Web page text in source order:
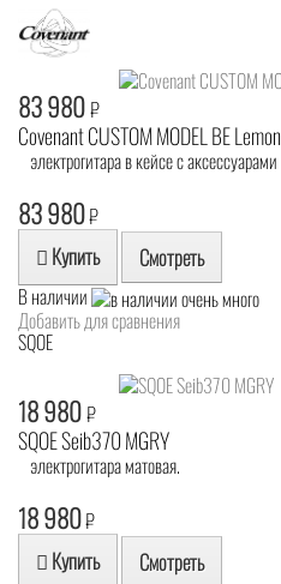
83 980₽
Covenant CUSTOM MODEL BE Lemon
электрогитара в кейсе с аксессуарами
83 980₽
Купить Смотреть
В наличии
Добавить для сравнения
SQOE
18 980₽
SQOE Seib370 MGRY
электрогитара матовая.
18 980₽
Купить Смотреть